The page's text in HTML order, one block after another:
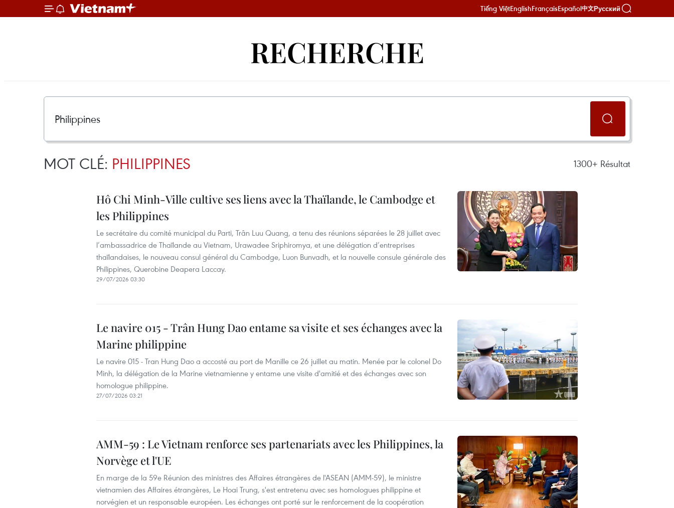
Tiếng ViệtEnglishFrançaisEspañol中文Русский
RECHERCHE
MOT CLÉ: PHILIPPINES 1300+ Résultat
Hô Chi Minh-Ville cultive ses liens avec la Thaïlande, le Cambodge et
les Philippines
Le secrétaire du comité municipal du Parti, Trân Luu Quang, a tenu des réunions séparées le 28 juillet avec
l’ambassadrice de Thaïlande au Vietnam, Urawadee Sriphiromya, et une délégation d’entreprises
thaïlandaises, le nouveau consul général du Cambodge, Luon Bunvadh, et la nouvelle consule générale des
Philippines, Querobine Deapera Laccay.
29/07/2026 03:30
Le navire 015 - Trân Hung Dao entame sa visite et ses échanges avec la
Marine philippine
Le navire 015 - Tran Hung Dao a accosté au port de Manille ce 26 juillet au matin. Menée par le colonel Do
Minh, la délégation de la Marine vietnamienne y entame une visite d'amitié et des échanges avec son
homologue philippine.
27/07/2026 03:21
AMM-59 : Le Vietnam renforce ses partenariats avec les Philippines, la
Norvège et l'UE
En marge de la 59e Réunion des ministres des Affaires étrangères de l'ASEAN (AMM-59), le ministre
vietnamien des Affaires étrangères, Le Hoai Trung, s'est entretenu avec ses homologues philippine et
norvégien et un responsable européen. Les échanges ont porté sur le renforcement de la coopération